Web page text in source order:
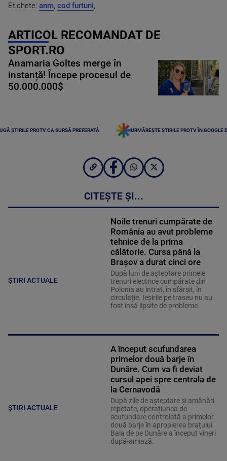
Etichete: anm, cod furtuni,
ARTICOL RECOMANDAT DE
SPORT.RO
Anamaria Goltes merge în
instanță! Începe procesul de
50.000.000$
ȘTIRILE PROTV CA SURSĂ PREFERATĂ URMĂREȘTE ȘTIRILE PROTV ÎN GOOGLE
CITEȘTE ȘI...
ȘTIRI ACTUALE
Noile trenuri cumpărate de
România au avut probleme
tehnice de la prima
călătorie. Cursa până la
Brașov a durat cinci ore
După luni de așteptare primele
trenuri electrice cumpărate din
Polonia au intrat, în sfârșit, în
circulație. Ieșirile pe traseu nu au
fost însă lipsite de probleme.
ȘTIRI ACTUALE
A început scufundarea
primelor două barje în
Dunăre. Cum va fi deviat
cursul apei spre centrala de
la Cernavodă
După zile de așteptare și amânări
repetate, operațiunea de
scufundare controlată a primelor
două barje în apropierea brațului
Bala de pe Dunăre a început vineri
după-amiază.